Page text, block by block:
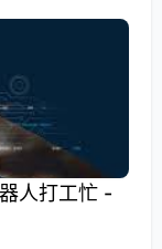
人打工忙 -